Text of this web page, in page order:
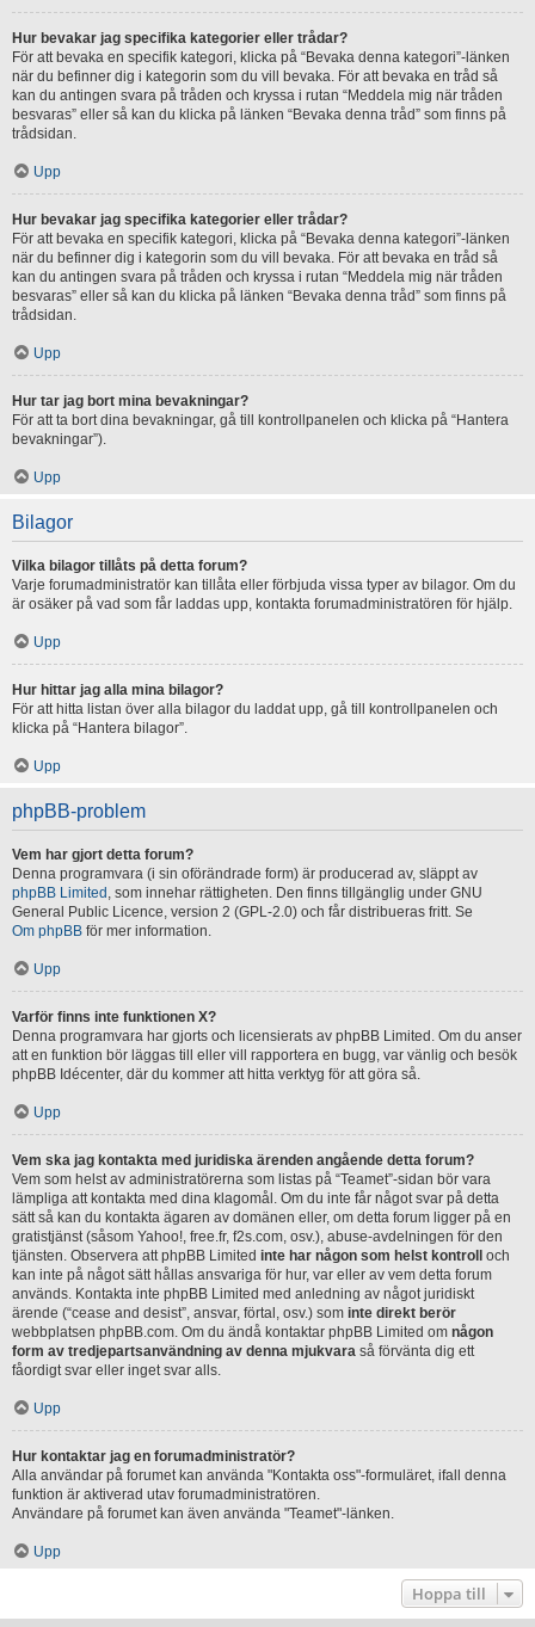
Hur bevakar jag specifika kategorier eller trådar?
För att bevaka en specifik kategori, klicka på “Bevaka denna kategori”-länken
när du befinner dig i kategorin som du vill bevaka. För att bevaka en tråd så
kan du antingen svara på tråden och kryssa i rutan “Meddela mig när tråden
besvaras” eller så kan du klicka på länken “Bevaka denna tråd” som finns på
trådsidan.
Upp
Hur bevakar jag specifika kategorier eller trådar?
För att bevaka en specifik kategori, klicka på “Bevaka denna kategori”-länken
när du befinner dig i kategorin som du vill bevaka. För att bevaka en tråd så
kan du antingen svara på tråden och kryssa i rutan “Meddela mig när tråden
besvaras” eller så kan du klicka på länken “Bevaka denna tråd” som finns på
trådsidan.
Upp
Hur tar jag bort mina bevakningar?
För att ta bort dina bevakningar, gå till kontrollpanelen och klicka på “Hantera
bevakningar”).
Upp
Bilagor
Vilka bilagor tillåts på detta forum?
Varje forumadministratör kan tillåta eller förbjuda vissa typer av bilagor. Om du
är osäker på vad som får laddas upp, kontakta forumadministratören för hjälp.
Upp
Hur hittar jag alla mina bilagor?
För att hitta listan över alla bilagor du laddat upp, gå till kontrollpanelen och
klicka på “Hantera bilagor”.
Upp
phpBB-problem
Vem har gjort detta forum?
Denna programvara (i sin oförändrade form) är producerad av, släppt av
phpBB Limited , som innehar rättigheten. Den finns tillgänglig under GNU
General Public Licence, version 2 (GPL-2.0) och får distribueras fritt. Se
Om phpBB för mer information.
Upp
Varför finns inte funktionen X?
Denna programvara har gjorts och licensierats av phpBB Limited. Om du anser
att en funktion bör läggas till eller vill rapportera en bugg, var vänlig och besök
phpBB Idécenter, där du kommer att hitta verktyg för att göra så.
Upp
Vem ska jag kontakta med juridiska ärenden angående detta forum?
Vem som helst av administratörerna som listas på “Teamet”-sidan bör vara
lämpliga att kontakta med dina klagomål. Om du inte får något svar på detta
sätt så kan du kontakta ägaren av domänen eller, om detta forum ligger på en
gratistjänst (såsom Yahoo!, free.fr, f2s.com, osv.), abuse-avdelningen för den
tjänsten. Observera att phpBB Limited inte har någon som helst kontroll
och
kan inte på något sätt hållas ansvariga för hur, var eller av vem detta forum
används. Kontakta inte phpBB Limited med anledning av något juridiskt
ärende (“cease and desist”, ansvar, förtal, osv.) som inte direkt berör
webbplatsen phpBB.com. Om du ändå kontaktar phpBB Limited om någon
form av tredjepartsanvändning av denna mjukvara så förvänta dig ett
fåordigt svar eller inget svar alls.
Upp
Hur kontaktar jag en forumadministratör?
Alla användar på forumet kan använda "Kontakta oss"-formuläret, ifall denna
funktion är aktiverad utav forumadministratören.
Användare på forumet kan även använda "Teamet"-länken.
Upp
Hoppa till